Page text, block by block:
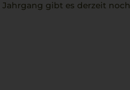
gibt es derzeit